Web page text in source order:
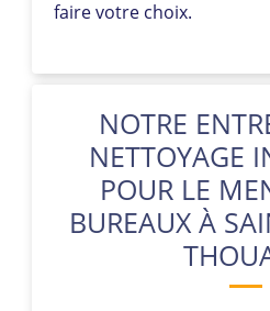
faire votre choix.
NOTRE
NETTOYAGE
POUR LE
BUREAUX À